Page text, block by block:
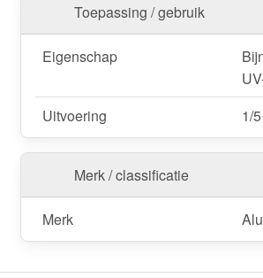
Toepassing / gebruik
Eigenschap
Uitvoering
1/
Merk / classificatie
Merk